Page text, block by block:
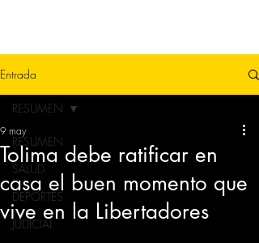
Entrada
RESUMEN
SALUD
DEPORTES
JUDICIAL
RESUMEN
Tolima debe ratificar en
casa el buen momento que
vive en la Libertadores
9 may